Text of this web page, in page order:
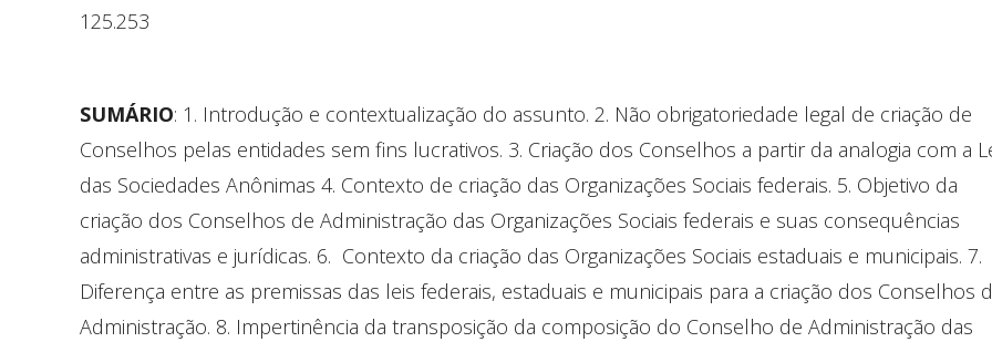
125.253
SUMÁRIO: 1. Introdução e contextualização do assunto. 2. Não obrigatoriedade legal de criação de
Conselhos pelas entidades sem fins lucrativos. 3. Criação dos Conselhos a partir da analogia com a
das Sociedades Anônimas 4. Contexto de criação das Organizações Sociais federais. 5. Objetivo da
criação dos Conselhos de Administração das Organizações Sociais federais e suas consequências
administrativas e jurídicas. 6. Contexto da criação das Organizações Sociais estaduais e municipais. 7.
Diferença entre as premissas das leis federais, estaduais e municipais para a criação dos Conselhos
Administração. 8. Impertinência da transposição da composição do Conselho de Administração das